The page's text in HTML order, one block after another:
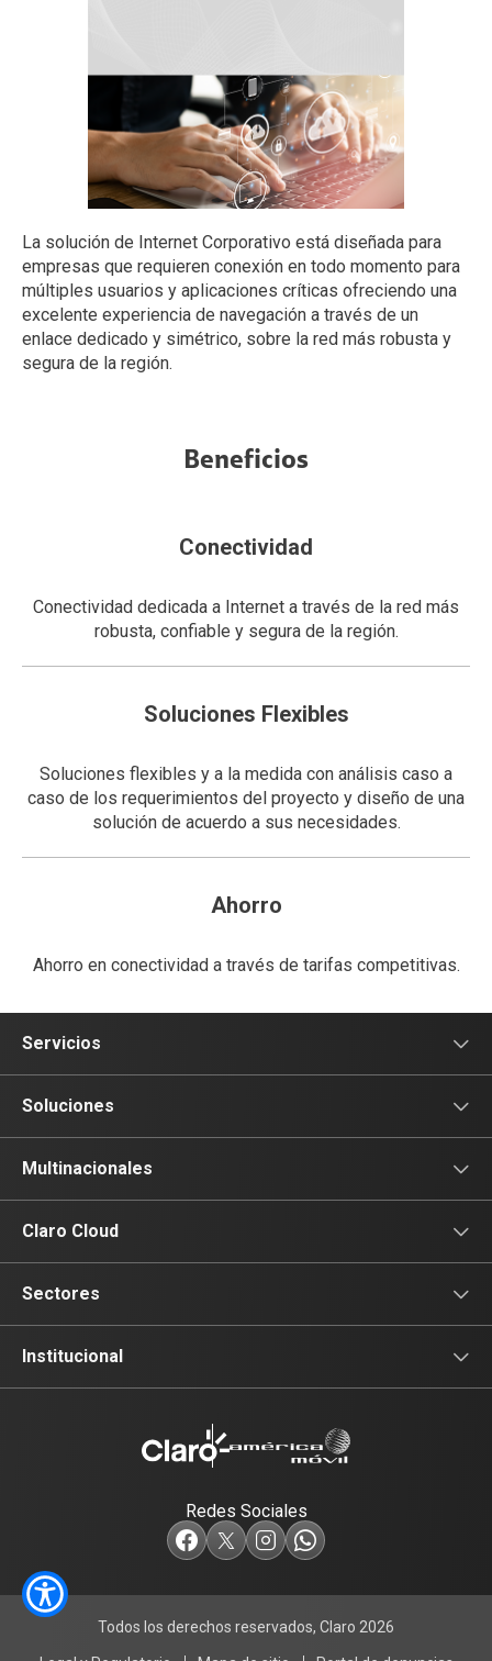
La solución de Internet Corporativo está diseñada para
empresas que requieren conexión en todo momento para
múltiples usuarios y aplicaciones críticas ofreciendo una
excelente experiencia de navegación a través de un
enlace dedicado y simétrico, sobre la red más robusta y
segura de la región.
Beneficios
Conectividad
Conectividad dedicada a Internet a través de la red más
robusta, confiable y segura de la región.
Soluciones Flexibles
Soluciones flexibles y a la medida con análisis caso a
caso de los requerimientos del proyecto y diseño de una
solución de acuerdo a sus necesidades.
Ahorro
Ahorro en conectividad a través de tarifas competitivas.
Servicios
Voz
Tv
Conectividad
Movilidad
Seguridad
Soluciones
Comunicación
Conectividad
Productividad
Colaboración
Multinacionales
Multinacionales
Claro Cloud
Portal Claro Cloud
Sectores
Financiero
Construcción
Salud
Institucional
Redes Sociales
Todos los derechos reservados, Claro 2026